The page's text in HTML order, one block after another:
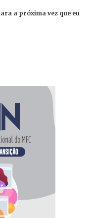
a próxima vez que eu